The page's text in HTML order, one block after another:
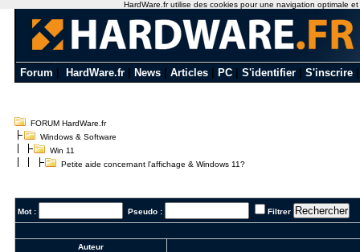
Forum HardWare.fr News Articles PC S'identifier S'inscrire
FORUM HardWare.fr
Windows & Software
Win 11
Petite aide concernant l'affichage & Windows 11?
Mot : Pseudo : Filtrer
Auteur
HardWare.fr utilise des cookies pour une navigation optimale